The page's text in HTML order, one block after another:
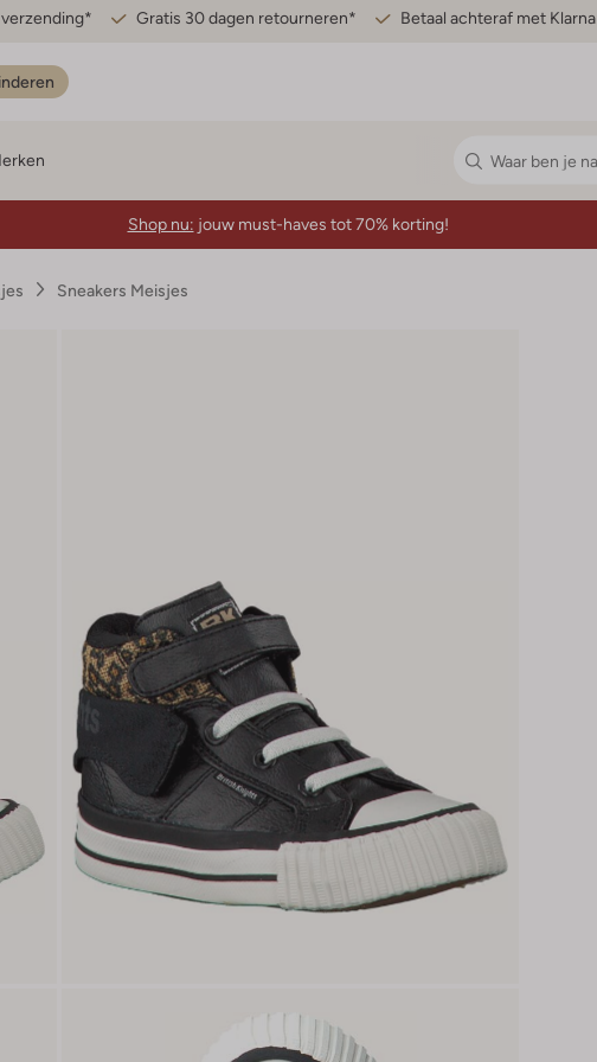
Gratis 30 dagen retourneren* Betaal achteraf met Klarna
Shop nu: jouw must-haves tot 70% korting!
Sneakers Meisjes